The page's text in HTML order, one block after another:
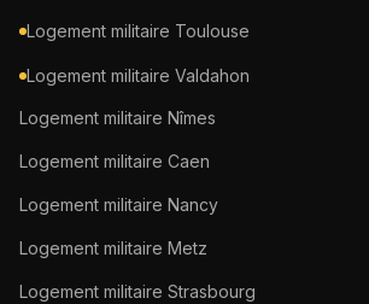
Logement militaire Toulouse
Logement militaire Valdahon
Logement militaire Nîmes
Logement militaire Caen
Logement militaire Nancy
Logement militaire Metz
Logement militaire Strasbourg